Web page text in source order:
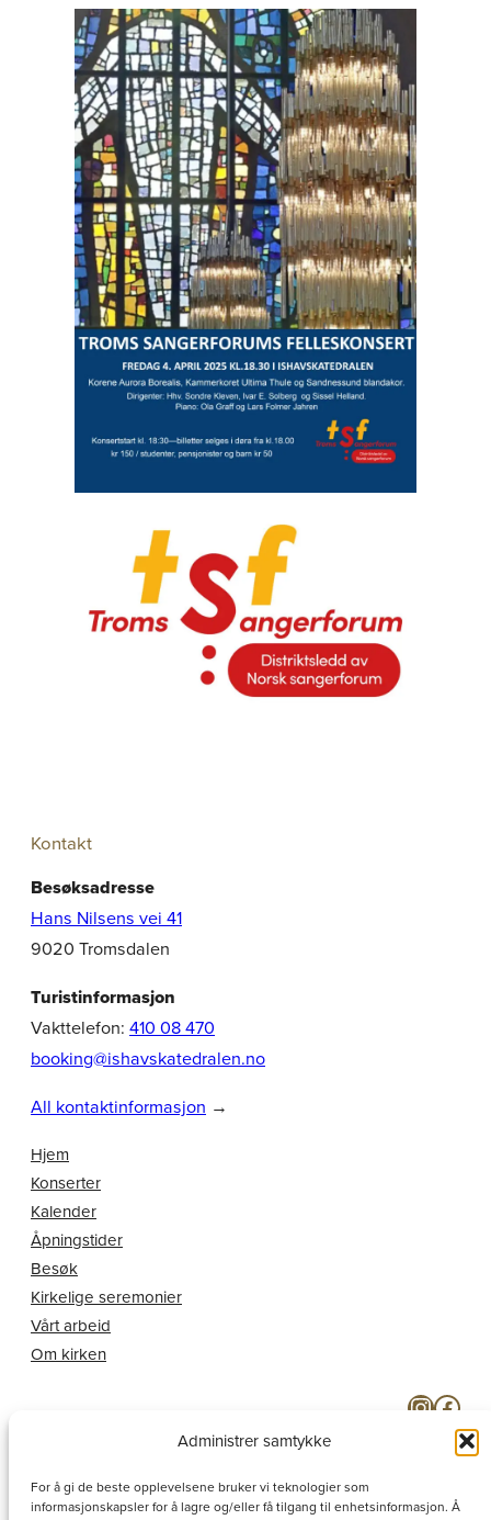
Administrer samtykke
For å gi de beste opplevelsene bruker vi teknologier som
informasjonskapsler for å lagre og/eller få tilgang til enhetsinformasjon. Å
Kontakt
Besøksadresse
Hans Nilsens vei 41
9020 Tromsdalen
Turistinformasjon
Vakttelefon: 410 08 470
booking@ishavskatedralen.no
All kontaktinformasjon →
Hjem
Konserter
Kalender
Åpningstider
Besøk
Kirkelige seremonier
Vårt arbeid
Om kirken
InstagramFacebook